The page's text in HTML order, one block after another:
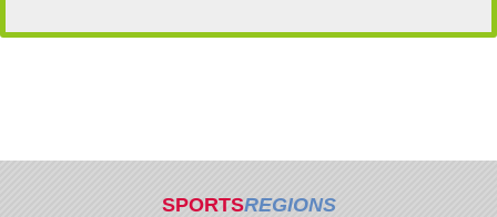
SPORTSREGIONS